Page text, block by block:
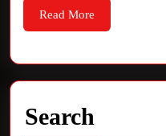
Read More
Search